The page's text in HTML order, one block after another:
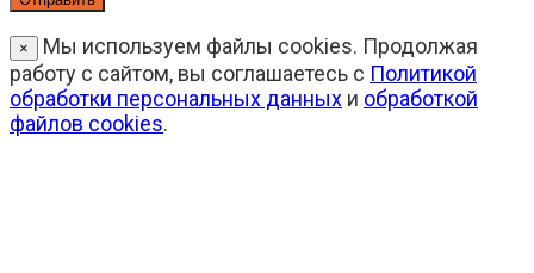
×
Мы используем файлы cookies. Продолжая
работу с сайтом, вы соглашаетесь с Политикой
обработки персональных данных и обработкой
файлов cookies.